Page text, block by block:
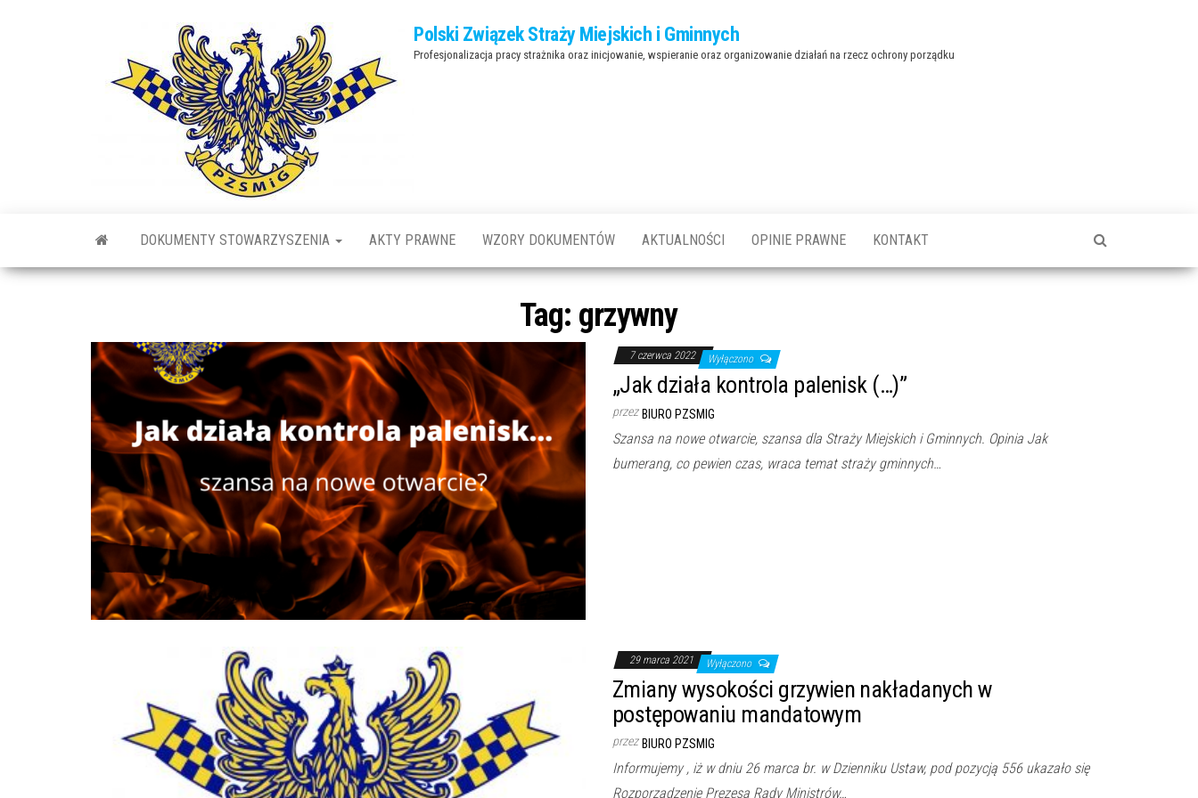
Polski Związek Straży Miejskich i Gminnych
Profesjonalizacja pracy strażnika oraz inicjowanie, wspieranie oraz organizowanie działań na rzecz ochrony porządku
DOKUMENTY STOWARZYSZENIA AKTY PRAWNE WZORY DOKUMENTÓW AKTUALNOŚCI OPINIE PRAWNE KONTAKT
Tag: grzywny
7 czerwca 2022 Wyłączono
„Jak działa kontrola palenisk (…)”
przez BIURO PZSMIG
Szansa na nowe otwarcie, szansa dla Straży Miejskich i Gminnych. Opinia Jak
bumerang, co pewien czas, wraca temat straży gminnych…
29 marca 2021 Wyłączono
Zmiany wysokości grzywien nakładanych w
postępowaniu mandatowym
przez BIURO PZSMIG
Informujemy , iż w dniu 26 marca br. w Dzienniku Ustaw, pod pozycją 556 ukazało się
Rozporządzenie Prezesa Rady Ministrów…